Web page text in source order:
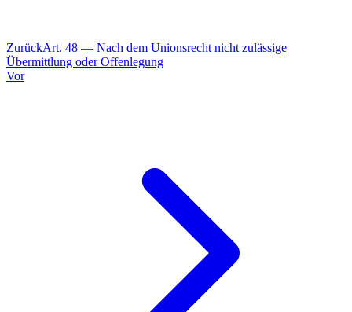
ZurückArt. 48 — Nach dem Unionsrecht nicht zulässige
Übermittlung oder Offenlegung
Vor